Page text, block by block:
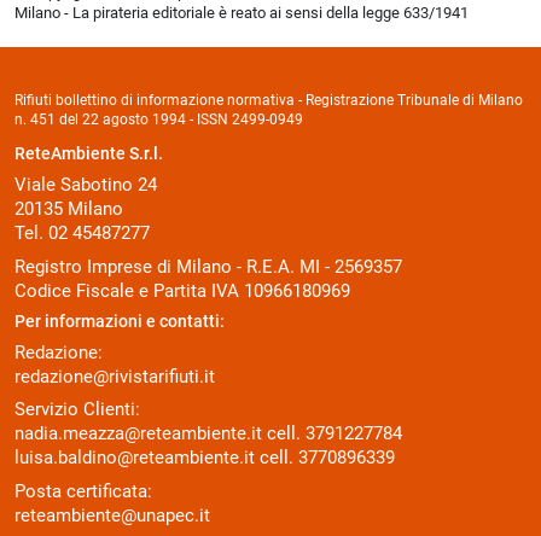
Milano - La pirateria editoriale è reato ai sensi della legge 633/1941
Rifiuti bollettino di informazione normativa - Registrazione Tribunale di Milano
n. 451 del 22 agosto 1994 - ISSN 2499-0949
ReteAmbiente S.r.l.
Viale Sabotino 24
20135 Milano
Tel. 02 45487277
Registro Imprese di Milano - R.E.A. MI - 2569357
Codice Fiscale e Partita IVA 10966180969
Per informazioni e contatti:
Redazione:
redazione@rivistarifiuti.it
Servizio Clienti:
nadia.meazza@reteambiente.it cell. 3791227784
luisa.baldino@reteambiente.it cell. 3770896339
Posta certificata:
reteambiente@unapec.it